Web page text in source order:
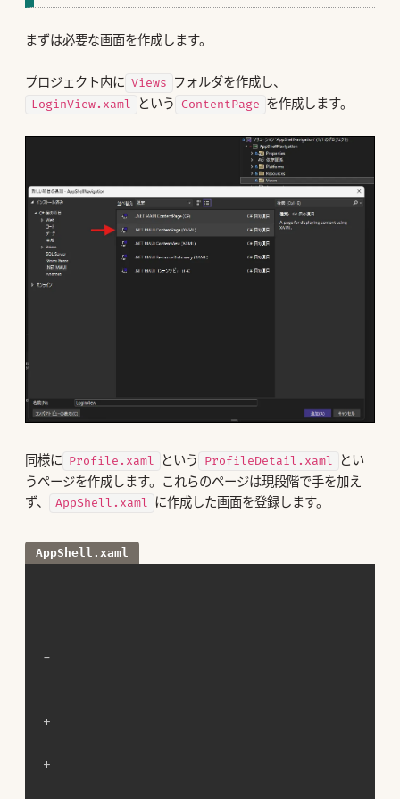
まずは必要な画面を作成します。
プロジェクト内に Views フォルダを作成し、
LoginView.xaml という ContentPage を作成します。
同様に Profile.xaml という ProfileDetail.xaml
とい
うページを作成します。これらのページは現段階で手を加え
ず、
AppShell.xaml に作成した画面を登録します。
AppShell.xaml
-
+
+